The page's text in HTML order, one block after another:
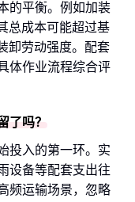
的平衡。例如加装
总成本可能超过基
卸劳动强度。配套
体作业流程综合评
了吗？
投入的第一环。实
设备等配套支出往
频运输场景，忽略